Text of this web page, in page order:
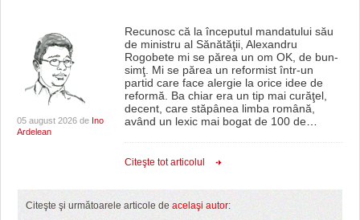
05 august 2026 de Ino
Ardelean
Recunosc că la începutul mandatului său
de ministru al Sănătăţii, Alexandru
Rogobete mi se părea un om OK, de bun-
simţ. Mi se părea un reformist într-un
partid care face alergie la orice idee de
reformă. Ba chiar era un tip mai curăţel,
decent, care stăpânea limba română,
având un lexic mai bogat de 100 de…
Citeşte tot articolul
Citeşte şi următoarele articole de acelaşi autor: